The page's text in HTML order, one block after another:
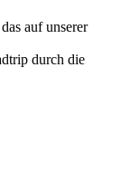
auf unserer
durch die